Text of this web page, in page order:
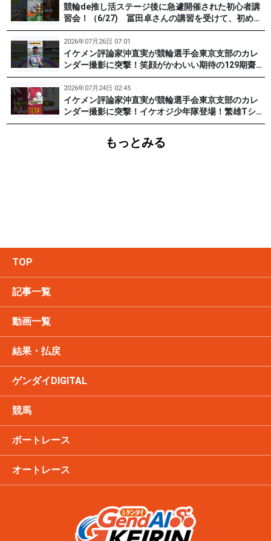
競輪de推し活ステージ後に急遽開催された初心者講
習会！（6/27) 冨田卓さんの講習を受けて、初めて
チャレンジした女子たち。果たして…？ #PR #松戸
けいりん #和田健太郎 #沖直実
2026年07月26日 07:01
イケメン評論家沖直実が競輪選手会東京支部のカレ
ンダー撮影に突撃！笑顔がかわいい期待の129期齋藤
宏樹選手登場！ #pr #松戸けいりん
2026年07月24日 02:45
イケメン評論家沖直実が競輪選手会東京支部のカレ
ンダー撮影に突撃！イケオジ少年隊登場！繁雄Tシャ
ツへの思いとは？ #PR #松戸けいりん #川口満広 #
浦山一栄 #市川健太
もっとみる
TOP
記事一覧
動画一覧
結果・払戻
ゲンダイDIGITAL
競馬
ボートレース
オートレース